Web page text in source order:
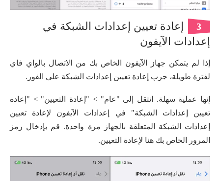
3
إعادة تعيين إعدادات الشبكة في
إعدادات الآيفون
إذا لم يتمكن جهاز الآيفون الخاص بك من الاتصال بالواي فاي
لفترة طويلة، جرب إعادة تعيين إعدادات الشبكة على الفور.
إنها عملية سهلة. انتقل إلى "عام" > "إعادة التعيين" > "إعادة
تعيين إعدادات الشبكة" في إعدادات الآيفون لإعادة تعيين
إعدادات الشبكة المتعلقة بالجهاز مرة واحدة. قم بإدخال رمز
المرور الخاص بك هنا لإعادة التعيين.